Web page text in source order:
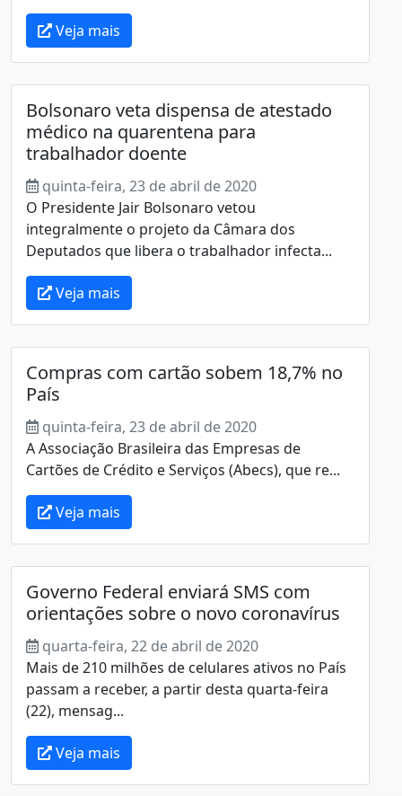
Veja mais
Bolsonaro veta dispensa de atestado
médico na quarentena para
trabalhador doente
quinta-feira, 23 de abril de 2020
O Presidente Jair Bolsonaro vetou
integralmente o projeto da Câmara dos
Deputados que libera o trabalhador infecta...
Veja mais
Compras com cartão sobem 18,7% no
País
quinta-feira, 23 de abril de 2020
A Associação Brasileira das Empresas de
Cartões de Crédito e Serviços (Abecs), que re...
Veja mais
Governo Federal enviará SMS com
orientações sobre o novo coronavírus
quarta-feira, 22 de abril de 2020
Mais de 210 milhões de celulares ativos no País
passam a receber, a partir desta quarta-feira
(22), mensag...
Veja mais